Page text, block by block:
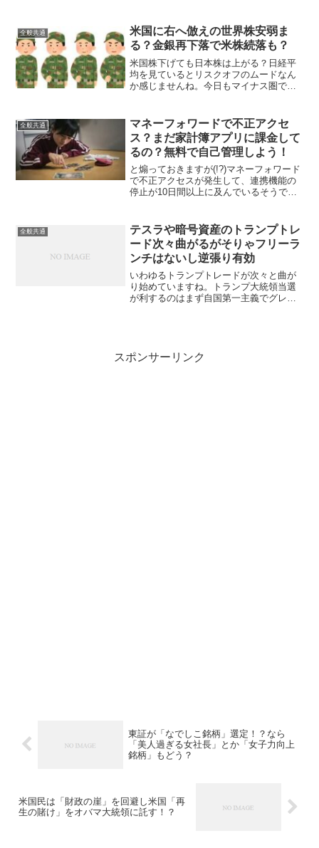
た後に停滞したものの、大納会では５万
円台を回復...
全般共通
米国に右へ倣えの世界株安弱ま
る？金銀再下落で米株続落も？
米国株下げても日本株は上がる？日経平
均を見ているとリスクオフのムードなん
か感じませんね。今日もマイナス圏で始
て１％超の下落だったにも関わら
ず・・。自民大勝が予想される...
全般共通
マネーフォワードで不正アクセ
ス？まだ家計簿アプリに課金して
るの？無料で自己管理しよう！
と煽っておきますが(!?)マネーフォワード
で不正アクセスが発生して、連携機能の
停止が10日間以上に及んでいるそうです
せんが、マネーフォワードって物凄く人
気がありますね。使...
全般共通
テスラや暗号資産のトランプトレ
ード次々曲がるがそりゃフリーラ
ンチはないし逆張り有効
いわゆるトランプトレードが次々と曲が
り始めていますね。トランプ大統領当選
が利するのはまず自国第一主義でグレー
スポンサーリンク
東証が「なでしこ銘柄」選定！？なら
「美人過ぎる女社長」とか「女子力向上
銘柄」もどう？
米国民は「財政の崖」を回避し米国「再
生の賭け」をオバマ大統領に託す！？